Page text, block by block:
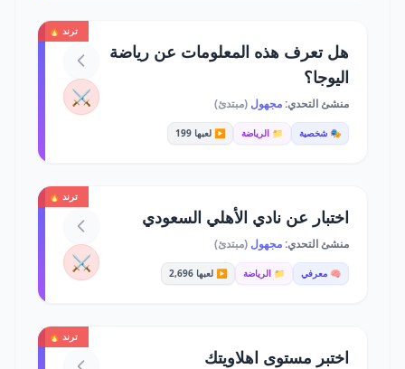
ترند 🔥
هل تعرف هذه المعلومات عن رياضة
اليوجا؟
منشئ التحدي:مجهول (مبتدئ)
🎭 شخصية 📁 الرياضة ▶️ لعبها 199
⚔️
ترند 🔥
اختبار عن نادي الأهلي السعودي
منشئ التحدي:مجهول (مبتدئ)
🧠 معرفي 📁 الرياضة ▶️ لعبها 2,696 ⚔️
ترند 🔥
اختبر مستوى اهلاويتك